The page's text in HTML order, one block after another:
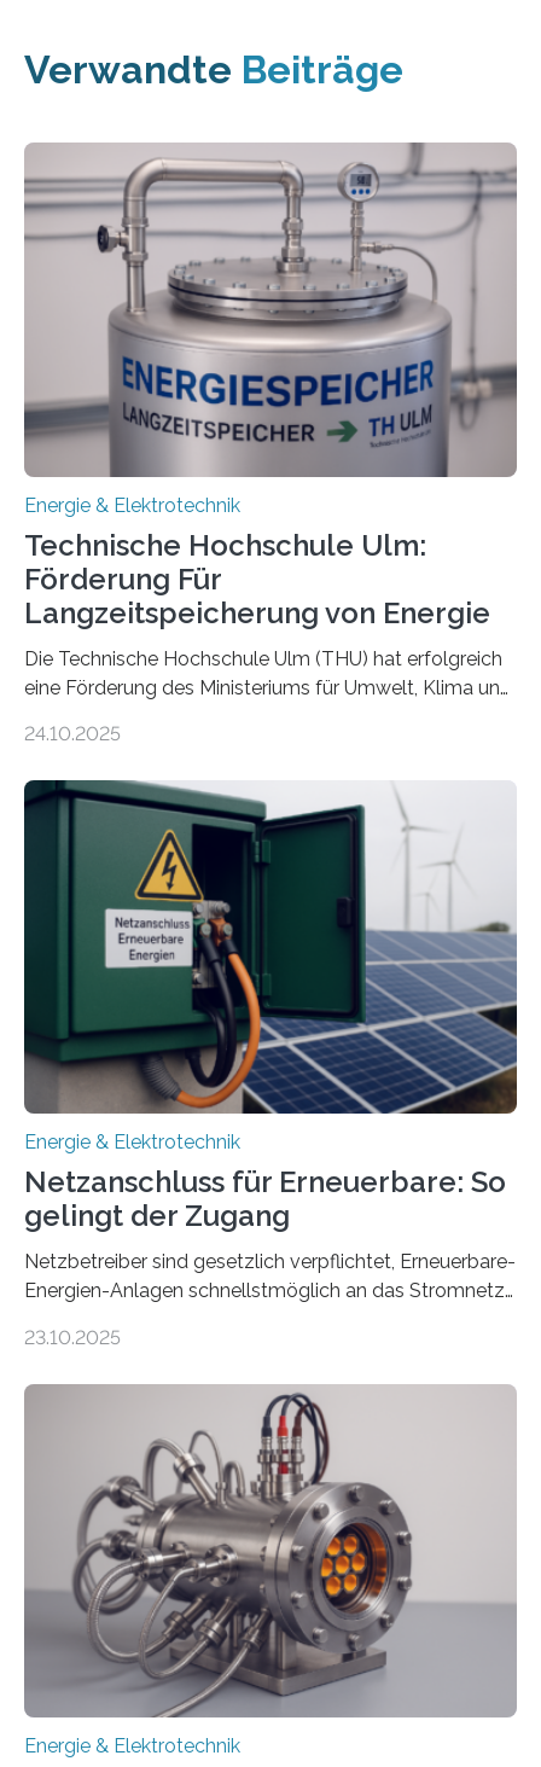
Verwandte Beiträge
Energie & Elektrotechnik
Technische Hochschule Ulm:
Förderung Für
Langzeitspeicherung von Energie
Die Technische Hochschule Ulm (THU) hat erfolgreich
eine Förderung des Ministeriums für Umwelt, Klima und
Forschungsprojekt „LAGER – Langzeitspeicherung in
Quartieren“ eingeworben. Ziel des Projekts ist die
Entwicklung, Erprobung und Demonstration von
Konzepten zur langfristigen Energiespeicherung in
sektorübergreifend vernetzten Energiesystemen. Das
Projekt startete am 15. Oktober 2025, hat eine Laufzeit
von drei Jahren und ein Gesamtvolumen von rund 2,9
Millionen Euro, wovon 2,6 Millionen Euro durch das
Ministerium für Umwelt, Klima und…
24.10.2025
Energie & Elektrotechnik
Netzanschluss für Erneuerbare: So
gelingt der Zugang
Netzbetreiber sind gesetzlich verpflichtet, Erneuerbare-
Energien-Anlagen schnellstmöglich an das Stromnetz
ermöglichen. Doch der dafür nötige Netzausbau hinkt
einem „Anschlussstau“. Die Stiftung
Umweltenergierecht hat den Rechtsrahmen in einem
neuen Bericht für die Praxis eingeordnet – inklusive der
Rolle von flexiblen Netzanschlussvereinbarungen. Der
Netzanschluss von Erneuerbare-Energien-Anlagen
(EE-Anlagen) ist entscheidend für die Energiewende.
Denn ohne Anschluss an das Netz kann kein Strom
eingespeist werden. Nach dem Erneuerbare-Energien-
Gesetz (EEG) sind Netzbetreiber…
23.10.2025
Energie & Elektrotechnik